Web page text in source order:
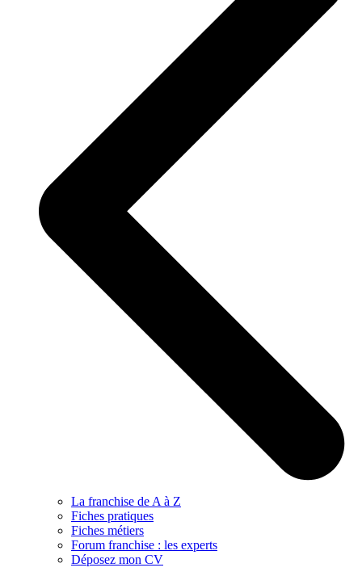
La franchise de A à Z
Fiches pratiques
Fiches métiers
Forum franchise : les experts
Déposez mon CV